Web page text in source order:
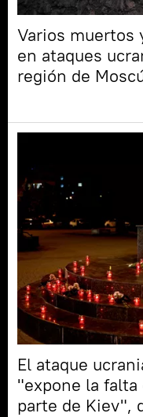
Varios muertos
en ataques
región de
El ataque
"expone la
parte de Kiev",